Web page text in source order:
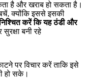
है और खराब हो सकता है।
क्योंकि इससे इसकी
करें कि यह ठंडी और
बनी रहे
पर विचार करें ताकि इसे
हो सके।